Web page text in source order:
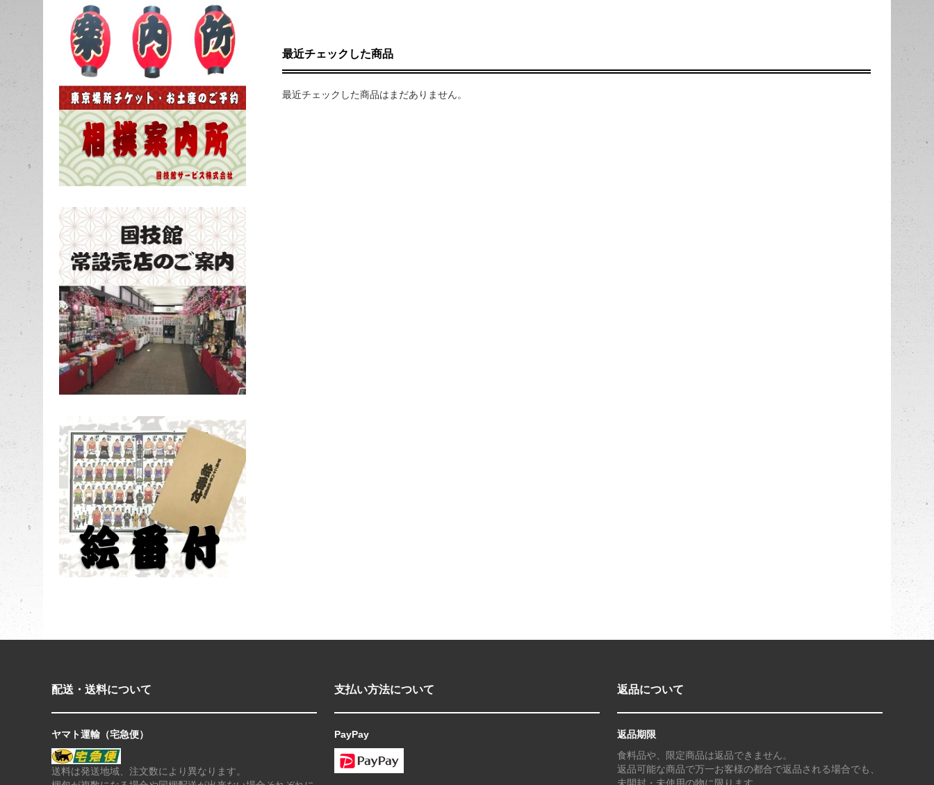
最近チェックした商品
最近チェックした商品はまだありません。
配送・送料について
ヤマト運輸（宅急便）
送料は発送地域、注文数により異なります。
支払い方法について
PayPay
返品について
返品期限
食料品や、限定商品は返品できません。
返品可能な商品で万一お客様の都合で返品される場合でも、